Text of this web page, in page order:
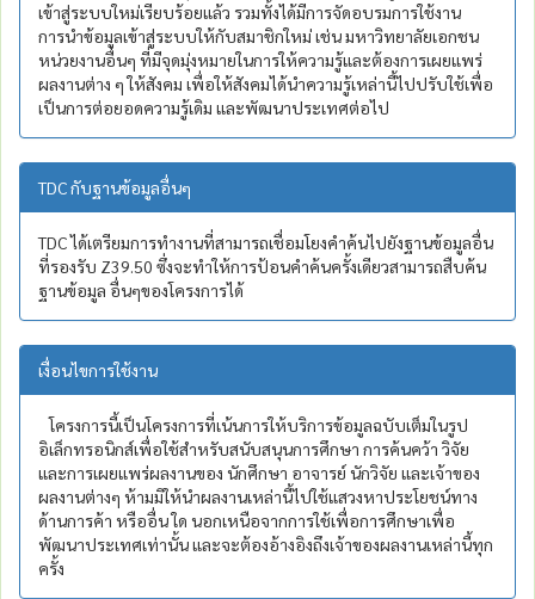
เข้าสู่ระบบใหม่เรียบร้อยแล้ว รวมทั้งได้มีการจัดอบรมการใช้งาน
การนำข้อมูลเข้าสู่ระบบให้กับสมาชิกใหม่ เช่น มหาวิทยาลัยเอกชน
หน่วยงานอื่นๆ ที่มีจุดมุ่งหมายในการให้ความรู้และต้องการเผยแพร่
ผลงานต่าง ๆ ให้สังคม เพื่อให้สังคมได้นำความรู้เหล่านี้ไปปรับใช้เพื่อ
เป็นการต่อยอดความรู้เดิม และพัฒนาประเทศต่อไป
TDC กับฐานข้อมูลอื่นๆ
TDC ได้เตรียมการทำงานที่สามารถเชื่อมโยงคำค้นไปยังฐานข้อมูลอื่น
ที่รองรับ Z39.50 ซึ่งจะทำให้การป้อนคำค้นครั้งเดียวสามารถสืบค้น
ฐานข้อมูล อื่นๆของโครงการได้
เงื่อนไขการใช้งาน
โครงการนี้เป็นโครงการที่เน้นการให้บริการข้อมูลฉบับเต็มในรูป
อิเล็กทรอนิกส์เพื่อใช้สำหรับสนับสนุนการศึกษา การค้นคว้า วิจัย
และการเผยแพร่ผลงานของ นักศึกษา อาจารย์ นักวิจัย และเจ้าของ
ผลงานต่างๆ ห้ามมิให้นำผลงานเหล่านี้ไปใช้แสวงหาประโยชน์ทาง
ด้านการค้า หรืออื่น ใด นอกเหนือจากการใช้เพื่อการศึกษาเพื่อ
พัฒนาประเทศเท่านั้น และจะต้องอ้างอิงถึงเจ้าของผลงานเหล่านี้ทุก
ครั้ง